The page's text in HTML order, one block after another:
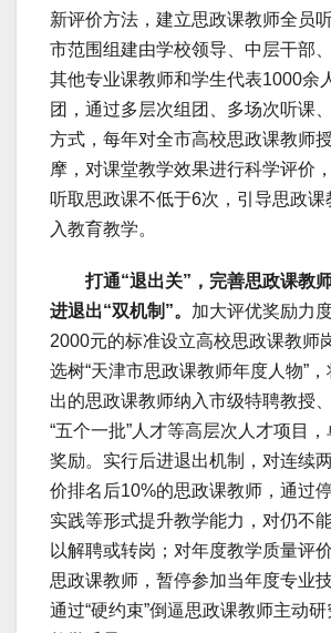
新评价方法，建立思政课教师全员
市范围组建由学校领导、中层干部
其他专业课教师和学生代表1000余
团，通过多层次组团、多场次听课
方式，每年对全市高校思政课教师
摩，对课堂教学效果进行科学评价
听取思政课不低于6次，引导思政课
入教育教学。
打通“退出关”，完善思政课教
进退出“双机制”。 加大评优奖励力
2000元的标准设立高校思政课教师
选树“天津市思政课教师年度人物”
出的思政课教师纳入市级特聘教授、
“五个一批”人才等高层次人才项目
奖励。实行后进退出机制，对连续
价排名后10%的思政课教师，通过
实践等形式提升教学能力，对仍不
以解聘或转岗；对年度教学质量评
思政课教师，暂停参加当年度专业
通过“硬约束”倒逼思政课教师主动